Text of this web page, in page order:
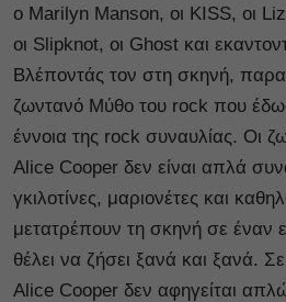
ο Marilyn Manson, οι KISS, οι
οι Slipknot, οι Ghost και
Βλέποντάς τον στη σκηνή,
ζωντανό Μύθο του rock που
έννοια της rock συναυλίας. Οι
Alice Cooper δεν είναι απλά
γκιλοτίνες, μαριονέτες και
μετατρέπουν τη σκηνή σε έναν
θέλει να ζήσει ξανά και ξανά.
Alice Cooper δεν αφηγείται